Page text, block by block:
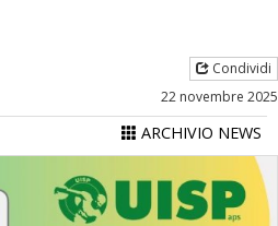
Condividi
22 novembre 2025
ARCHIVIO NEWS